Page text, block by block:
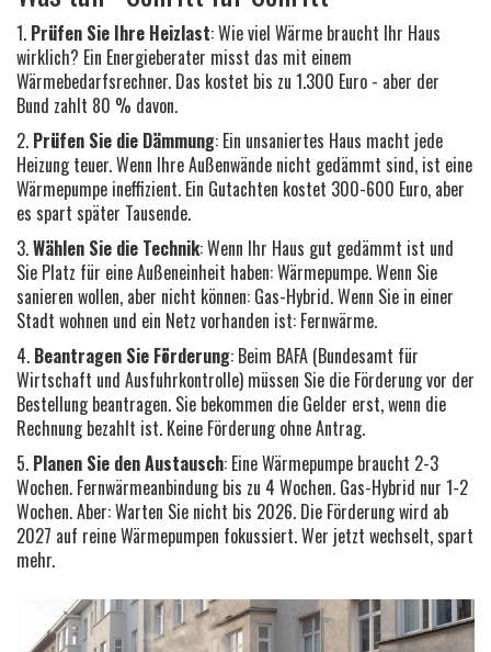
1. Prüfen Sie Ihre Heizlast: Wie viel Wärme braucht Ihr Haus
wirklich? Ein Energieberater misst das mit einem
Wärmebedarfsrechner. Das kostet bis zu 1.300 Euro - aber der
Bund zahlt 80 % davon.
2. Prüfen Sie die Dämmung: Ein unsaniertes Haus macht jede
Heizung teuer. Wenn Ihre Außenwände nicht gedämmt sind, ist eine
Wärmepumpe ineffizient. Ein Gutachten kostet 300-600 Euro, aber
es spart später Tausende.
3.Wählen Sie die Technik: Wenn Ihr Haus gut gedämmt ist und
Sie Platz für eine Außeneinheit haben: Wärmepumpe. Wenn Sie
sanieren wollen, aber nicht können: Gas-Hybrid. Wenn Sie in einer
Stadt wohnen und ein Netz vorhanden ist: Fernwärme.
4. Beantragen Sie Förderung: Beim BAFA (Bundesamt für
Wirtschaft und Ausfuhrkontrolle) müssen Sie die Förderung vor der
Bestellung beantragen. Sie bekommen die Gelder erst, wenn die
Rechnung bezahlt ist. Keine Förderung ohne Antrag.
5. Planen Sie den Austausch: Eine Wärmepumpe braucht 2-3
Wochen. Fernwärmeanbindung bis zu 4 Wochen. Gas-Hybrid nur 1-2
Wochen. Aber: Warten Sie nicht bis 2026. Die Förderung wird ab
2027 auf reine Wärmepumpen fokussiert. Wer jetzt wechselt, spart
mehr.